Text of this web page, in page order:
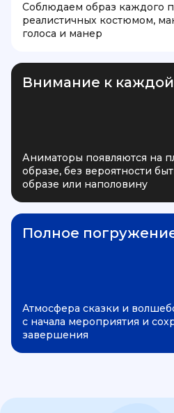
Соблюдаем образ каждого
реалистичных костюмом,
голоса и манер
Внимание к
Аниматоры появляются на
образе, без вероятности
образе или наполовину
Полное
Атмосфера сказки и
с начала мероприятия и
завершения